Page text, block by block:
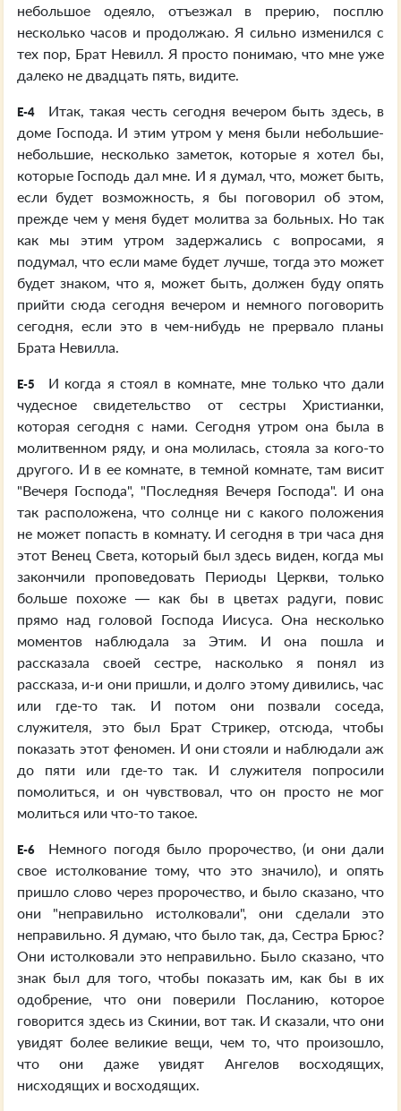
небольшое одеяло, отъезжал в прерию, посплю
несколько часов и продолжаю. Я сильно изменился с
тех пор, Брат Невилл. Я просто понимаю, что мне уже
далеко не двадцать пять, видите.
E-4
Итак, такая честь сегодня вечером быть здесь, в
доме Господа. И этим утром у меня были небольшие-
небольшие, несколько заметок, которые я хотел бы,
которые Господь дал мне. И я думал, что, может быть,
если будет возможность, я бы поговорил об этом,
прежде чем у меня будет молитва за больных. Но так
как мы этим утром задержались с вопросами, я
подумал, что если маме будет лучше, тогда это может
будет знаком, что я, может быть, должен буду опять
прийти сюда сегодня вечером и немного поговорить
сегодня, если это в чем-нибудь не прервало планы
Брата Невилла.
E-5
И когда я стоял в комнате, мне только что дали
чудесное свидетельство от сестры Христианки,
которая сегодня с нами. Сегодня утром она была в
молитвенном ряду, и она молилась, стояла за кого-то
другого. И в ее комнате, в темной комнате, там висит
"Вечеря Господа", "Последняя Вечеря Господа". И она
так расположена, что солнце ни с какого положения
не может попасть в комнату. И сегодня в три часа дня
этот Венец Света, который был здесь виден, когда мы
закончили проповедовать Периоды Церкви, только
больше похоже — как бы в цветах радуги, повис
прямо над головой Господа Иисуса. Она несколько
моментов наблюдала за Этим. И она пошла и
рассказала своей сестре, насколько я понял из
рассказа, и-и они пришли, и долго этому дивились, час
или где-то так. И потом они позвали соседа,
служителя, это был Брат Стрикер, отсюда, чтобы
показать этот феномен. И они стояли и наблюдали аж
до пяти или где-то так. И служителя попросили
помолиться, и он чувствовал, что он просто не мог
молиться или что-то такое.
E-6
Немного погодя было пророчество, (и они дали
свое истолкование тому, что это значило), и опять
пришло слово через пророчество, и было сказано, что
они "неправильно истолковали", они сделали это
неправильно. Я думаю, что было так, да, Сестра Брюс?
Они истолковали это неправильно. Было сказано, что
знак был для того, чтобы показать им, как бы в их
одобрение, что они поверили Посланию, которое
говорится здесь из Скинии, вот так. И сказали, что они
увидят более великие вещи, чем то, что произошло,
что они даже увидят Ангелов восходящих,
нисходящих и восходящих.